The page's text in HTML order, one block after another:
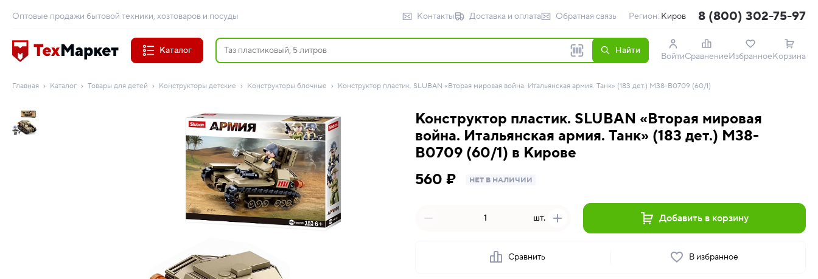
Оптовые продажи бытовой техники, хозтоваров и посуды Контакты Доставка и оплата Обратная связь Регион: Киров 8 (800) 302-75-97
Каталог Найти
ВойтиСравнениеИзбранноеКорзина
Главная Каталог Товары для детей Конструкторы детские Конструкторы блочные Конструктор пластик. SLUBAN «Вторая мировая война. Итальянская армия. Танк» (183 дет.) M38-B0709 (60/1)
Конструктор пластик. SLUBAN «Вторая мировая
война. Итальянская армия. Танк» (183 дет.) M38-
B0709 (60/1) в Кирове
560 ₽
НЕТ В НАЛИЧИИ
шт. Добавить в корзину
Сравнить В избранное